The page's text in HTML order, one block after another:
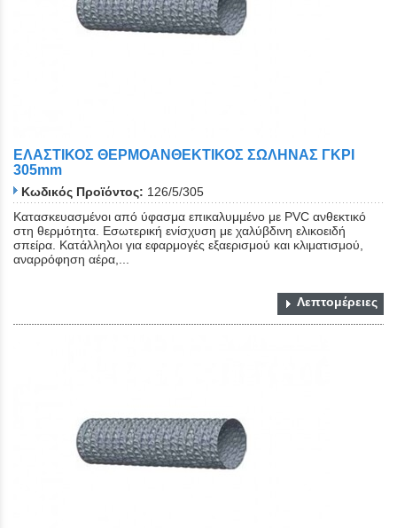
ΕΛΑΣΤΙΚΟΣ ΘΕΡΜΟΑΝΘΕΚΤΙΚΟΣ ΣΩΛΗΝΑΣ ΓΚΡΙ
305mm
Κωδικός Προϊόντος: 126/5/305
Κατασκευασμένοι από ύφασμα επικαλυμμένο με PVC ανθεκτικό
στη θερμότητα. Εσωτερική ενίσχυση με χαλύβδινη ελικοειδή
σπείρα. Κατάλληλοι για εφαρμογές εξαερισμού και κλιματισμού,
αναρρόφηση αέρα,...
Λεπτομέρειες